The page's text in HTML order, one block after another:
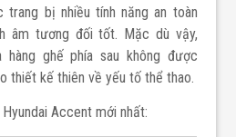
bị nhiều tính năng an toàn
âm tương đối tốt. Mặc dù vậy,
ghế phía sau không được
thiết kế thiên về yếu tố thể thao.
Accent mới nhất: